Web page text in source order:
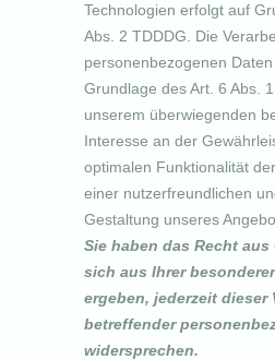
Technologien erfolgt auf
Abs. 2 TDDDG. Die
personenbezogenen
Grundlage des Art. 6 Abs.
unserem überwiegenden
Interesse an der
optimalen Funktionalität
einer nutzerfreundlichen
Gestaltung unseres
Sie haben das Recht
sich aus Ihrer
ergeben, jederzeit dieser
betreffender
widersprechen.